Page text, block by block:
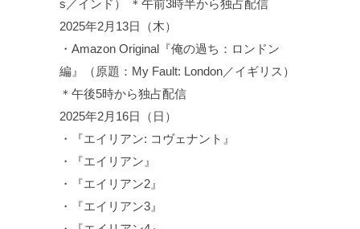
s／インド） ＊午前3時半から独占配信
2025年2月13日（木）
・Amazon Original『俺の過ち：ロンドン
編』（原題：My Fault: London／イギリス）
＊午後5時から独占配信
2025年2月16日（日）
・『エイリアン: コヴェナント』
・『エイリアン』
・『エイリアン2』
・『エイリアン3』